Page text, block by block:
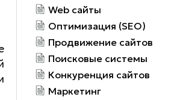
Web сайты
Оптимизация (SEO)
Продвижение сайтов
Поисковые системы
Конкуренция сайтов
Маркетинг